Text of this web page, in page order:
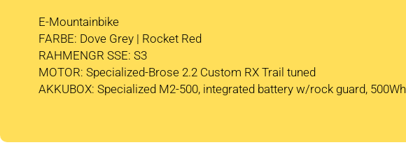
E-Mountainbike
FARBE: Dove Grey | Rocket Red
RAHMENGR SSE: S3
MOTOR: Specialized-Brose 2.2 Custom RX Trail tuned
AKKUBOX: Specialized M2-500, integrated battery w/rock guard, 500Wh